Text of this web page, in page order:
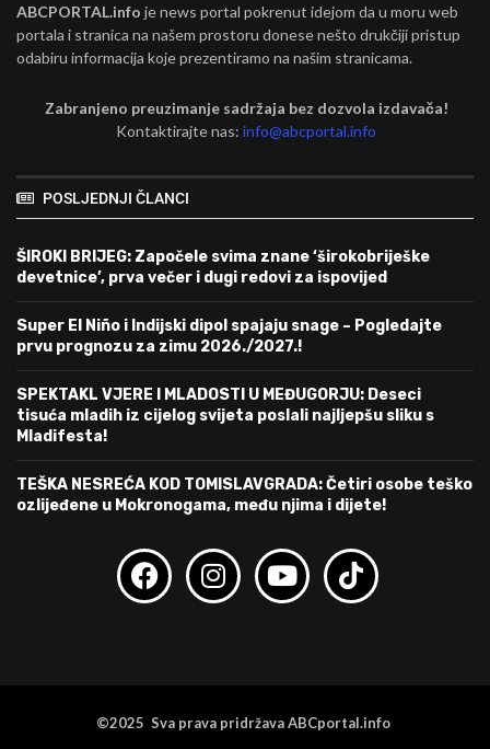
ABCPORTAL.info je news portal pokrenut idejom da u moru web
portala i stranica na našem prostoru donese nešto drukčiji pristup
odabiru informacija koje prezentiramo na našim stranicama.
Zabranjeno preuzimanje sadržaja bez dozvola izdavača!
Kontaktirajte nas:info@abcportal.info
POSLJEDNJI ČLANCI
ŠIROKI BRIJEG: Započele svima znane ‘širokobriješke
devetnice’, prva večer i dugi redovi za ispovijed
Super El Niño i Indijski dipol spajaju snage – Pogledajte
prvu prognozu za zimu 2026./2027.!
SPEKTAKL VJERE I MLADOSTI U MEĐUGORJU: Deseci
tisuća mladih iz cijelog svijeta poslali najljepšu sliku s
Mladifesta!
TEŠKA NESREĆA KOD TOMISLAVGRADA: Četiri osobe teško
ozlijeđene u Mokronogama, među njima i dijete!
©2025 Sva prava pridržava ABCportal.info